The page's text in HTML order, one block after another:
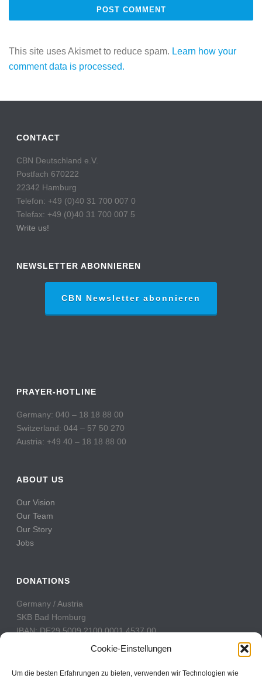
Cookie-Einstellungen
Um die besten Erfahrungen zu bieten, verwenden wir Technologien wie
This site uses Akismet to reduce spam. Learn how your
comment data is processed.
CONTACT
CBN Deutschland e.V.
Postfach 670222
22342 Hamburg
Telefon: +49 (0)40 31 700 007 0
Telefax: +49 (0)40 31 700 007 5
Write us!
NEWSLETTER ABONNIEREN
CBN Newsletter abonnieren
PRAYER-HOTLINE
Germany: 040 – 18 18 88 00
Switzerland: 044 – 57 50 270
Austria: +49 40 – 18 18 88 00
ABOUT US
Our Vision
Our Team
Our Story
Jobs
DONATIONS
Germany / Austria
SKB Bad Homburg
IBAN: DE29 5009 2100 0001 4537 00
BIC: GENODE51BH2
Switzerland